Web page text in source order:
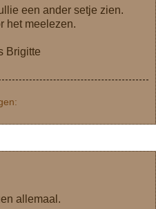
een ander setje zien.
het meelezen.
Brigitte
allemaal.